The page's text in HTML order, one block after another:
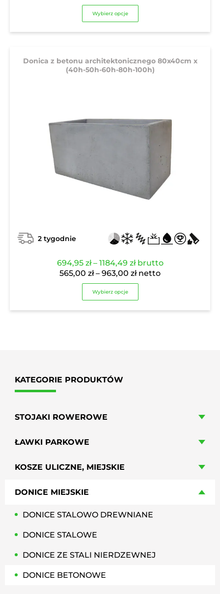
od
do
1306,26 zł
cen:
547,00 zł
do
Wybierz opcje
Donica z betonu architektonicznego 80x40cm x
(40h-50h-60h-80h-100h)
2 tygodnie
694,95 zł – 1184,49 złZakres
cen:
od
do
1184,49 zł
brutto
565,00 zł – 963,00 złZakres
cen:
565,00 zł
do
netto
Wybierz opcje
KATEGORIE PRODUKTÓW
STOJAKI ROWEROWE
ŁAWKI PARKOWE
KOSZE ULICZNE, MIEJSKIE
DONICE MIEJSKIE
DONICE STALOWO DREWNIANE
DONICE STALOWE
DONICE ZE STALI NIERDZEWNEJ
DONICE BETONOWE